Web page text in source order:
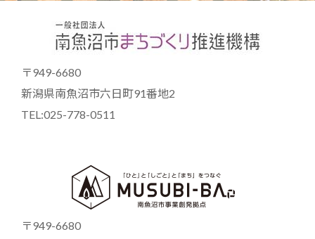
〒949-6680
〒949-6680
新潟県南魚沼市六日町91番地2
TEL:025-778-0511